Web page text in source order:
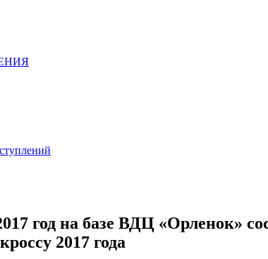
год на базе ВДЦ «Орленок»
2017 года